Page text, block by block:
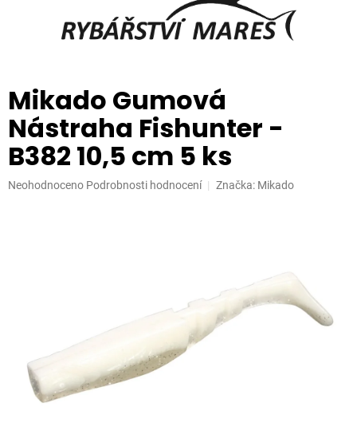
Mikado Gumová
Nástraha Fishunter -
B382 10,5 cm 5 ks
Průměrné
Neohodnoceno Podrobnosti hodnocení Značka: Mikado